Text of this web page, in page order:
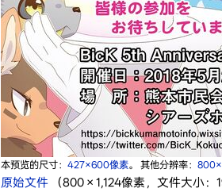
本预览的尺寸： 427×600像素。 其他分辨率：
原始文件‎ （800 × 1,124像素，文件大小